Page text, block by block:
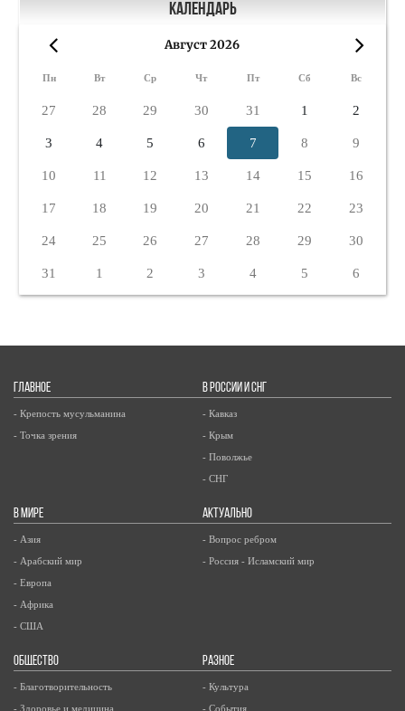
Календарь
Август 2026
Пн Вт Ср Чт Пт Сб Вс
27 28 29 30 31 1 2
3 4 5 6 7 8 9
10 11 12 13 14 15 16
17 18 19 20 21 22 23
24 25 26 27 28 29 30
31 1 2 3 4 5 6
ГЛАВНОЕ
- Крепость мусульманина
- Точка зрения
В РОССИИ И СНГ
- Кавказ
- Крым
- Поволжье
- СНГ
В МИРЕ
- Азия
- Арабский мир
- Европа
- Африка
- США
АКТУАЛЬНО
- Вопрос ребром
- Россия - Исламский мир
ОБЩЕСТВО
- Благотворительность
- Здоровье и медицина
РАЗНОЕ
- Культура
- События